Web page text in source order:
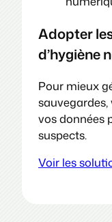
Adopter
d’hygiène
Pour mieux
vos données
suspects.
Voir les